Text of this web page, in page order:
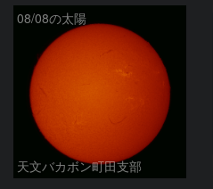
08/08の太陽
天文バカボン町田支部